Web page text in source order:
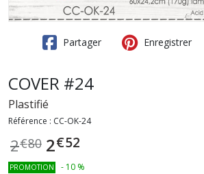
Partager Enregistrer
COVER #24
Plastifié
Référence : CC-OK-24
2€80 2€52
PROMOTION - 10 %